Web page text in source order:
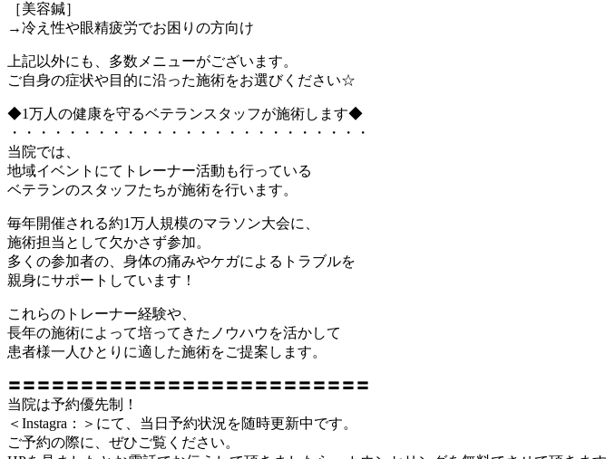
［美容鍼］
→冷え性や眼精疲労でお困りの方向け
上記以外にも、多数メニューがございます。
ご自身の症状や目的に沿った施術をお選びください☆
◆1万人の健康を守るベテランスタッフが施術します◆
・・・・・・・・・・・・・・・・・・・・・・・・・
当院では、
地域イベントにてトレーナー活動も行っている
ベテランのスタッフたちが施術を行います。
毎年開催される約1万人規模のマラソン大会に、
施術担当として欠かさず参加。
多くの参加者の、身体の痛みやケガによるトラブルを
親身にサポートしています！
これらのトレーナー経験や、
長年の施術によって培ってきたノウハウを活かして
患者様一人ひとりに適した施術をご提案します。
〓〓〓〓〓〓〓〓〓〓〓〓〓〓〓〓〓〓〓〓〓〓〓〓〓
当院は予約優先制！
＜Instagra：＞にて、当日予約状況を随時更新中です。
ご予約の際に、ぜひご覧ください。